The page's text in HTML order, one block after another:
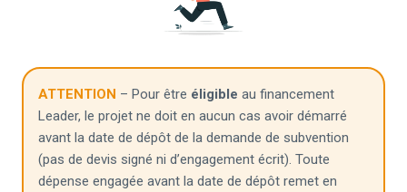
ATTENTION – Pour être éligible au financement
Leader, le projet ne doit en aucun cas avoir démarré
avant la date de dépôt de la demande de subvention
(pas de devis signé ni d’engagement écrit). Toute
dépense engagée avant la date de dépôt remet en